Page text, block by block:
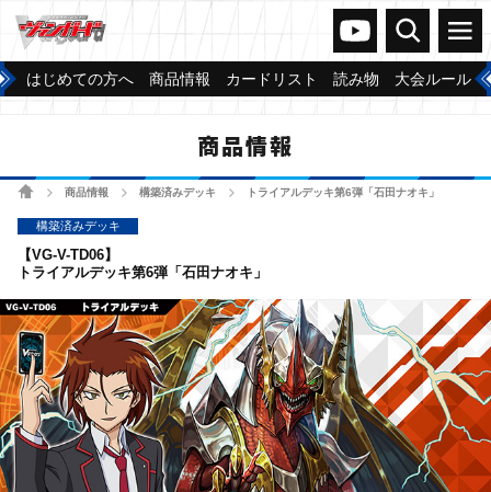
ヴァンガードch
検索 メニュー
はじめての方へ 商品情報 カードリスト 読み物 大会ルール
商品情報
ホーム商品情報 構築済みデッキ トライアルデッキ第6弾「石田ナオキ」
構築済みデッキ
【VG-V-TD06】
トライアルデッキ第6弾「石田ナオキ」